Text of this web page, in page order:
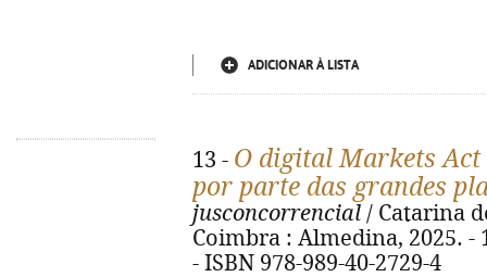
ADICIONAR À LISTA
13 - O digital Markets Act
por parte das grandes
jusconcorrencial / Catarina
Coimbra : Almedina, 2025. -
- ISBN 978-989-40-2729-4